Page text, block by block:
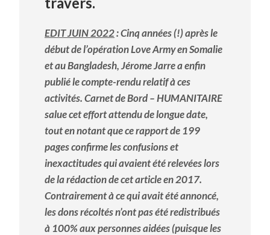
EDIT JUIN 2022: Cinq années (!) après le
début de l’opération Love Army en Somalie
et au Bangladesh, Jérome Jarre a enfin
publié le compte-rendu relatif à ces
activités. Carnet de Bord – HUMANITAIRE
salue cet effort attendu de longue date,
tout en notant que ce rapport de 199
pagesconfirme lesconfusions et
inexactitudes qui avaient été relevées lors
de la rédaction de cet article en 2017.
Contrairement à ce qui avait été annoncé,
les dons récoltés n’ont pas été redistribués
à 100% aux personnes aidées (puisqueles